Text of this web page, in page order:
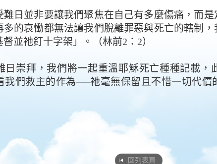
難日並非要讓我們聚焦在自己有多麼傷痛，而
多的哀慟都無法讓我們脫離罪惡與死亡的轄制
並祂釘十字架」。（林前2：2）
日崇拜，我們將一起重溫耶穌死亡種種記載，
我們救主的作為──祂毫無保留且不惜一切代價
回列表頁